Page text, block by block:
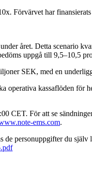
Förvärvet har
året. Detta scenario
uppgå till 9,5–10,5
SEK, med en
operativa kassaflöden för
CET. För att se
ems.com.
personuppgifter du